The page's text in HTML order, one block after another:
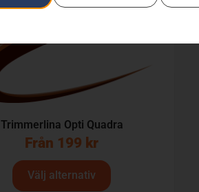
Trimmerlina Opti Quadra
Från 199 kr
Välj alternativ